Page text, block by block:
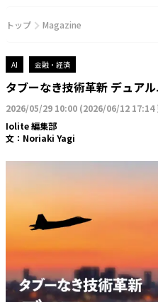
トップ Magazine
AI 金融・経済
タブーなき技術革新 デュアル
2026/05/29 10:00 (2026/06/12 17:14
Iolite 編集部
文： Noriaki Yagi